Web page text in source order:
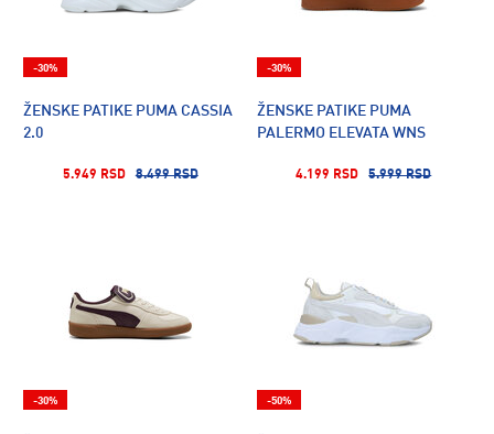
ŽENSKE PATIKE PUMA CASSIA
2.0
5.949 RSD 8.499 RSD
-30%
ŽENSKE PATIKE PUMA
PALERMO ELEVATA WNS
4.199 RSD 5.999 RSD
-30%
-30% -50%